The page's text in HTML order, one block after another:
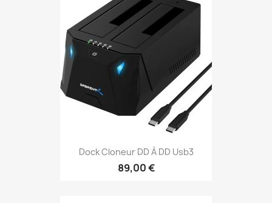
Dock Cloneur DD À DD Usb3
89,00 €